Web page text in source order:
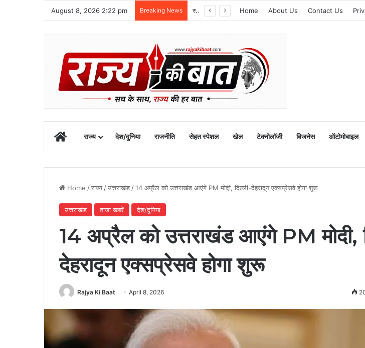
August 8, 2026 2:22 pm Breaking News 1 सितंबर से शुरू होगा खेल महाकुंभ-2026, चार चरणों में होंगी प्रतियोगिताएं Home About Us Contact Us
Homeराज्य देश/दुनिया राजनीति सेहत स्पेशल खेल टेक्नोलॉजी बिजनेस ऑटोमोबाइल
Home /राज्य /उत्तराखंड /14 अप्रैल को उत्तराखंड आएंगे PM मोदी, दिल्ली-देहरादून एक्सप्रेसवे होगा शुरू
उत्तराखंड ताजा खबरें देश/दुनिया
14 अप्रैल को उत्तराखंड आएंगे PM मोदी,
देहरादून एक्सप्रेसवे होगा शुरू
Rajya Ki Baat April 8, 2026